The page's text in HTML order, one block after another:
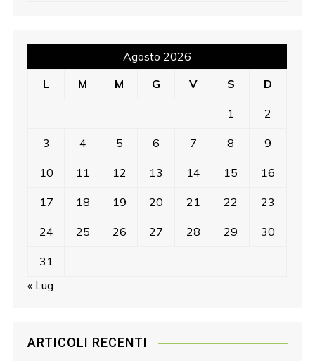
Agosto 2026
L
M M G V S D
1 2
3 4 5 6 7 8 9
10 11 12 13 14 15 16
17 18 19 20 21 22 23
24 25 26 27 28 29 30
31
« Lug
ARTICOLI RECENTI